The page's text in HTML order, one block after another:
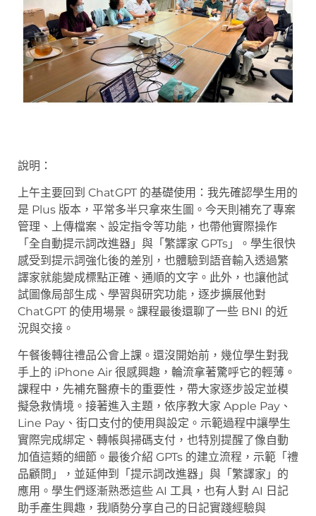
說明：
上午主要回到 ChatGPT 的基礎使用：我先確認學生用的
是 Plus 版本，平常多半只拿來生圖。今天則補充了專案
管理、上傳檔案、設定指令等功能，也帶他實際操作
「全自動提示詞改進器」與「繁譯家 GPTs」。學生很快
感受到提示詞強化後的差別，也體驗到語音輸入透過繁
譯家就能變成標點正確、通順的文字。此外，也讓他試
試圖像局部生成、學習與研究功能，逐步擴展他對
ChatGPT 的使用場景。課程最後還聊了一些 BNI 的近
況與交接。
午餐後轉往禮品公會上課。還沒開始前，幾位學生對我
手上的 iPhone Air 很感興趣，輪流拿著驚呼它的輕薄。
課程中，先補充醫療卡的重要性，帶大家逐步設定並模
擬急救情境。接著進入主題，依序教大家 Apple Pay、
Line Pay、街口支付的使用與設定。示範過程中讓學生
實際完成綁定、轉帳與掃碼支付，也特別提醒了像自動
加值這類的細節。最後介紹 GPTs 的建立流程，示範「禮
品顧問」，並延伸到「提示詞改進器」與「繁譯家」的
應用。學生們逐漸熟悉這些 AI 工具，也有人對 AI 日記
助手產生興趣，我順勢分享自己的日記實踐經驗與